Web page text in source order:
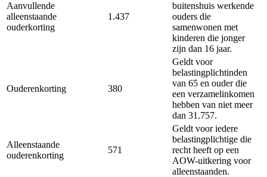
Aanvullende
alleenstaande
ouderkorting
1.437
buitenshuis werkende
ouders die
samenwonen met
kinderen die jonger
zijn dan 16 jaar.
Ouderenkorting 380
Geldt voor
belastingplichtinden
van 65 en ouder die
een verzamelinkomen
hebben van niet meer
dan 31.757.
Alleenstaande
ouderenkorting
571
Geldt voor iedere
belastingplichtige die
recht heeft op een
AOW-uitkering voor
alleenstaanden.